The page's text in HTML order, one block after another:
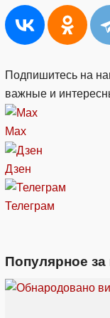
Подпишитесь на
важные и
Max
Дзен
Телеграм
Популярное